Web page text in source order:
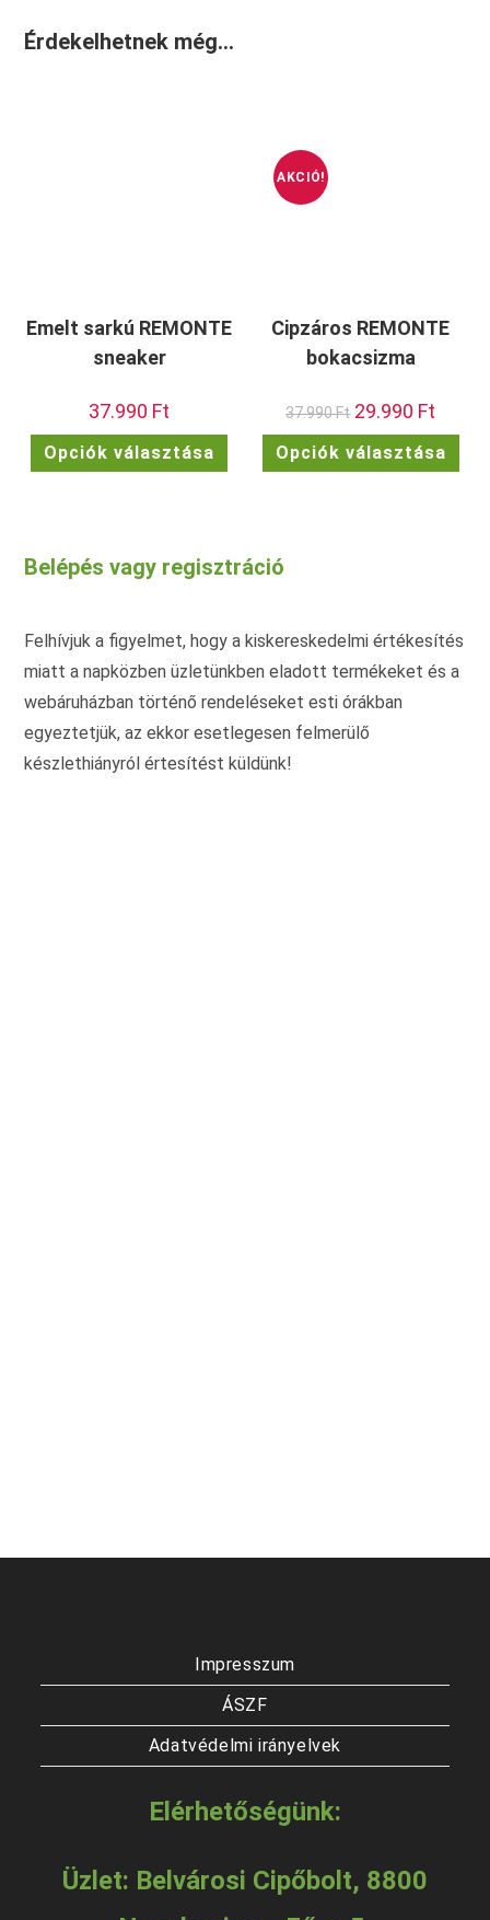
Érdekelhetnek még…
Emelt sarkú REMONTE
sneaker
37.990 Ft
Opciók választása
terméknek
a
termékoldalon
AKCIÓ!
Cipzáros REMONTE
bokacsizma
37.990Ft Original
price
was:
37.990 Ft.
29.990 Ft
is:
29.990
Opciók választása
Belépés vagy regisztráció
Felhívjuk a figyelmet, hogy a kiskereskedelmi értékesítés
miatt a napközben üzletünkben eladott termékeket és a
webáruházban történő rendeléseket esti órákban
egyeztetjük, az ekkor esetlegesen felmerülő
készlethiányról értesítést küldünk!
Impresszum
ÁSZF
Adatvédelmi irányelvek
Elérhetőségünk:
Üzlet: Belvárosi Cipőbolt, 8800